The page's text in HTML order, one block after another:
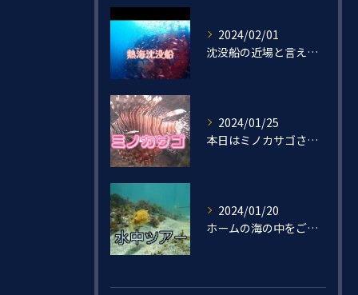
2024/02/01
沈没船の近場と言えば…
2024/01/25
本日はミノカサゴさんをご紹介🐟
2024/01/20
ホームの海の中をご紹介ー！